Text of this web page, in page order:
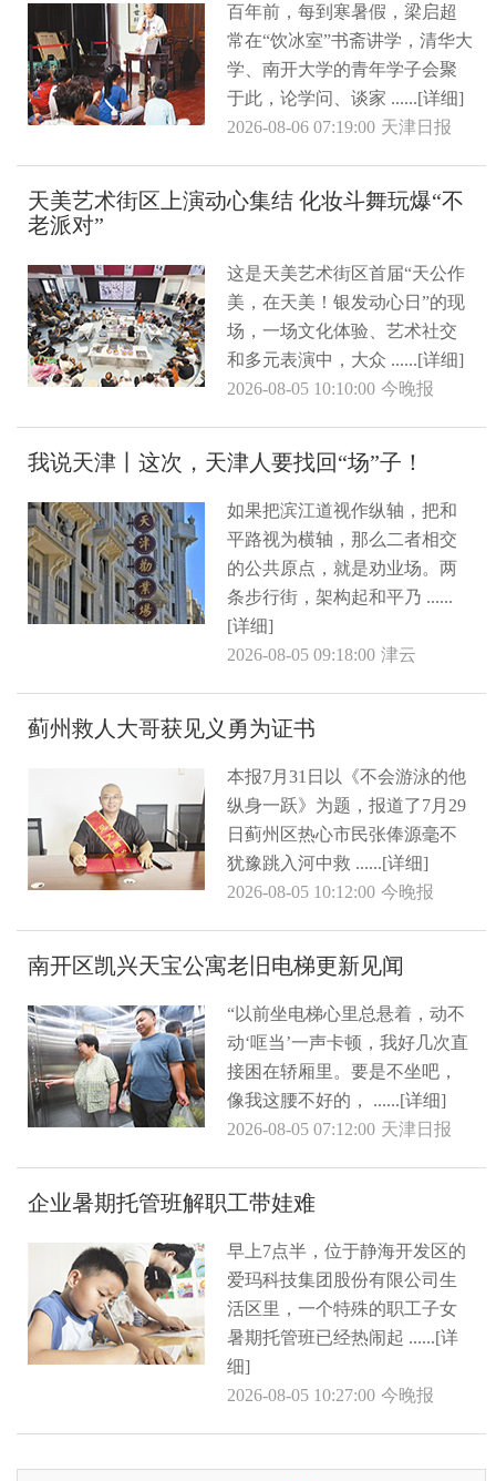
百年前，每到寒暑假，梁启超
常在“饮冰室”书斋讲学，清华大
学、南开大学的青年学子会聚
于此，论学问、谈家 ......[详细]
2026-08-06 07:19:00 天津日报
天美艺术街区上演动心集结 化妆斗舞玩爆“不
老派对”
这是天美艺术街区首届“天公作
美，在天美！银发动心日”的现
场，一场文化体验、艺术社交
和多元表演中，大众 ......[详细]
2026-08-05 10:10:00 今晚报
我说天津丨这次，天津人要找回“场”子！
如果把滨江道视作纵轴，把和
平路视为横轴，那么二者相交
的公共原点，就是劝业场。两
条步行街，架构起和平乃 ......
[详细]
2026-08-05 09:18:00 津云
蓟州救人大哥获见义勇为证书
本报7月31日以《不会游泳的他
纵身一跃》为题，报道了7月29
日蓟州区热心市民张俸源毫不
犹豫跳入河中救 ......[详细]
2026-08-05 10:12:00 今晚报
南开区凯兴天宝公寓老旧电梯更新见闻
“以前坐电梯心里总悬着，动不
动‘哐当’一声卡顿，我好几次直
接困在轿厢里。要是不坐吧，
像我这腰不好的， ......[详细]
2026-08-05 07:12:00 天津日报
企业暑期托管班解职工带娃难
早上7点半，位于静海开发区的
爱玛科技集团股份有限公司生
活区里，一个特殊的职工子女
暑期托管班已经热闹起 ......[详
细]
2026-08-05 10:27:00 今晚报